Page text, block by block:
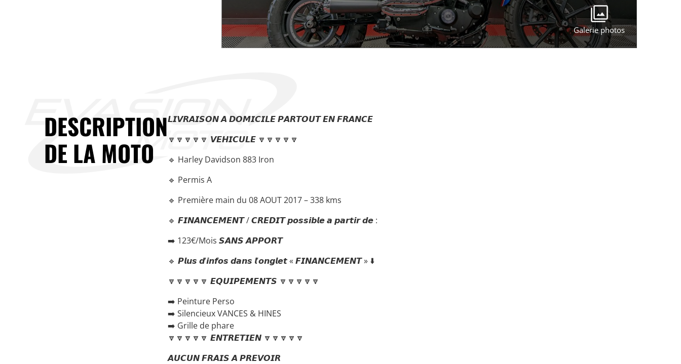
Galerie photos
DESCRIPTION
DE LA MOTO
𝙇𝙄𝙑𝙍𝘼𝙄𝙎𝙊𝙉 𝘼 𝘿𝙊𝙈𝙄𝘾𝙄𝙇𝙀 𝙋𝘼𝙍𝙏𝙊𝙐𝙏 𝙀𝙉 𝙁𝙍𝘼𝙉𝘾𝙀
🔽🔽🔽🔽🔽 𝙑𝙀𝙃𝙄𝘾𝙐𝙇𝙀 🔽🔽🔽🔽🔽
🔹 Harley Davidson 883 Iron
🔹 Permis A
🔹 Première main du 08 AOUT 2017 – 338 kms
🔹 𝙁𝙄𝙉𝘼𝙉𝘾𝙀𝙈𝙀𝙉𝙏 / 𝘾𝙍𝙀𝘿𝙄𝙏 𝙥𝙤𝙨𝙨𝙞𝙗𝙡𝙚 𝙖 𝙥𝙖𝙧𝙩𝙞𝙧 𝙙𝙚 :
➡️ 123€/Mois 𝙎𝘼𝙉𝙎 𝘼𝙋𝙋𝙊𝙍𝙏
🔹 𝙋𝙡𝙪𝙨 𝙙’𝙞𝙣𝙛𝙤𝙨 𝙙𝙖𝙣𝙨 𝙡’𝙤𝙣𝙜𝙡𝙚𝙩 « 𝙁𝙄𝙉𝘼𝙉𝘾𝙀𝙈𝙀𝙉𝙏 » ⬇️
🔽🔽🔽🔽🔽 𝙀𝙌𝙐𝙄𝙋𝙀𝙈𝙀𝙉𝙏𝙎 🔽🔽🔽🔽🔽
➡️ Peinture Perso
➡️ Silencieux VANCES & HINES
➡️ Grille de phare
🔽🔽🔽🔽🔽 𝙀𝙉𝙏𝙍𝙀𝙏𝙄𝙀𝙉 🔽🔽🔽🔽🔽
𝘼𝙐𝘾𝙐𝙉 𝙁𝙍𝘼𝙄𝙎 𝘼 𝙋𝙍𝙀𝙑𝙊𝙄𝙍